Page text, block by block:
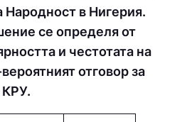
Народност в Нигерия.
се определя от
и честотата на
отговор за
КPУ.